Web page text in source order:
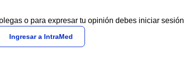
o para expresar tu opinión debes iniciar sesión
Ingresar a IntraMed